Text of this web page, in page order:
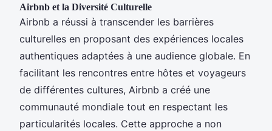
Airbnb et la Diversité Culturelle
Airbnb a réussi à transcender les barrières
culturelles en proposant des expériences locales
authentiques adaptées à une audience globale. En
facilitant les rencontres entre hôtes et voyageurs
de différentes cultures, Airbnb a créé une
communauté mondiale tout en respectant les
particularités locales. Cette approche a non